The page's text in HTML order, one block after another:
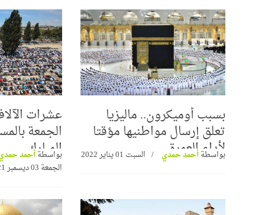
بسبب أوميكرون.. ماليزيا
تعلق إرسال مواطنيها مؤقتا
لأداء العمرة
بواسطةأحمد حمدي السبت 01 يناير 2022
عشرات
الجمعة
المبارك
بواسطةأحمد
الجمعة 03 ديسمبر 2021